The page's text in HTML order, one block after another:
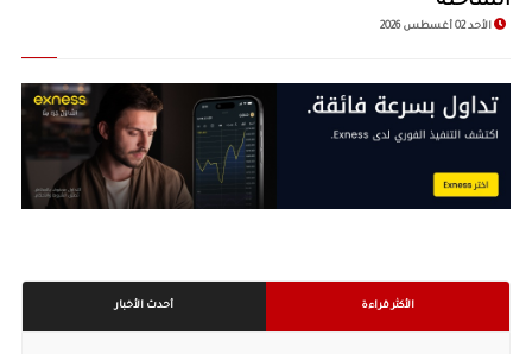
الأحد 02 أغسطس 2026
الأكثر قراءة أحدث الأخبار